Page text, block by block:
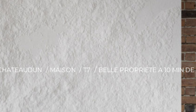
MAISON T7 BELLE PROPRIETE A 10 MIN